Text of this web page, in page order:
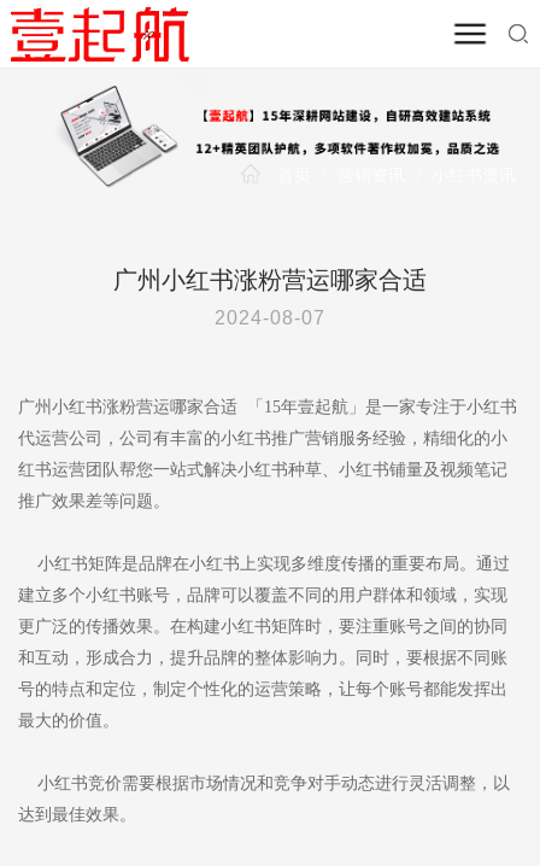
广州小红书涨粉营运哪家合适
2024-08-07
广州小红书涨粉营运哪家合适 「15年壹起航」是一家专注于小红书
代运营公司，公司有丰富的小红书推广营销服务经验，精细化的小
红书运营团队帮您一站式解决小红书种草、小红书铺量及视频笔记
推广效果差等问题。
小红书矩阵是品牌在小红书上实现多维度传播的重要布局。通过
建立多个小红书账号，品牌可以覆盖不同的用户群体和领域，实现
更广泛的传播效果。在构建小红书矩阵时，要注重账号之间的协同
和互动，形成合力，提升品牌的整体影响力。同时，要根据不同账
号的特点和定位，制定个性化的运营策略，让每个账号都能发挥出
最大的价值。
小红书竞价需要根据市场情况和竞争对手动态进行灵活调整，以
达到最佳效果。